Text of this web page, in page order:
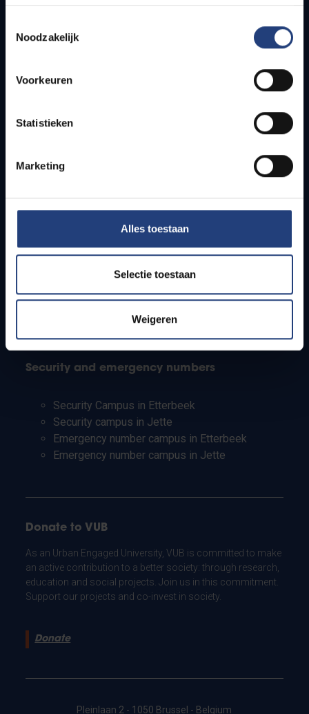
Noodzakelijk
Voorkeuren
Statistieken
Marketing
Alles toestaan
Selectie toestaan
Weigeren
Quick links
How to get to the VUB campuses
Students
PhD students
Teachers and secondary schools
Working students
Security and emergency numbers
Security Campus in Etterbeek
Security campus in Jette
Emergency number campus in Etterbeek
Emergency number campus in Jette
Donate to VUB
As an Urban Engaged University, VUB is committed to make
an active contribution to a better society: through research,
education and social projects. Join us in this commitment.
Support our projects and co-invest in society.
Donate
Pleinlaan 2 - 1050 Brussel - Belgium